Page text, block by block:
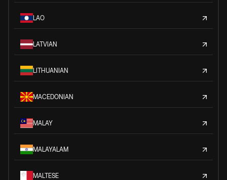
LAO
LATVIAN
LITHUANIAN
MACEDONIAN
MALAY
MALAYALAM
MALTESE